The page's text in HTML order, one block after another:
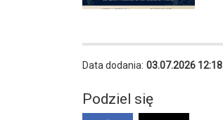
Data dodania: 03.07.2026 12:18
Podziel się